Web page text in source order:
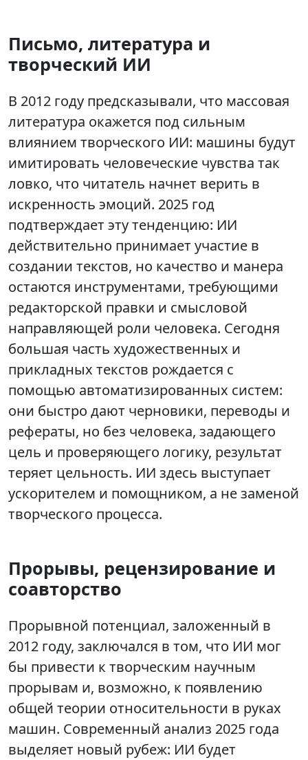
Письмо, литература и
творческий ИИ
В 2012 году предсказывали, что массовая
литература окажется под сильным
влиянием творческого ИИ: машины будут
имитировать человеческие чувства так
ловко, что читатель начнет верить в
искренность эмоций. 2025 год
подтверждает эту тенденцию: ИИ
действительно принимает участие в
создании текстов, но качество и манера
остаются инструментами, требующими
редакторской правки и смысловой
направляющей роли человека. Сегодня
большая часть художественных и
прикладных текстов рождается с
помощью автоматизированных систем:
они быстро дают черновики, переводы и
рефераты, но без человека, задающего
цель и проверяющего логику, результат
теряет цельность. ИИ здесь выступает
ускорителем и помощником, а не заменой
творческого процесса.
Прорывы, рецензирование и
соавторство
Прорывной потенциал, заложенный в
2012 году, заключался в том, что ИИ мог
бы привести к творческим научным
прорывам и, возможно, к появлению
общей теории относительности в руках
машин. Современный анализ 2025 года
выделяет новый рубеж: ИИ будет